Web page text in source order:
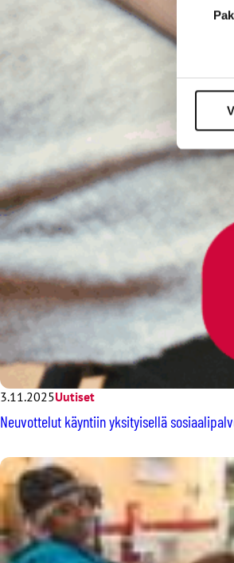
3.11.2025Uutiset
Neuvottelut käyntiin yksityisellä